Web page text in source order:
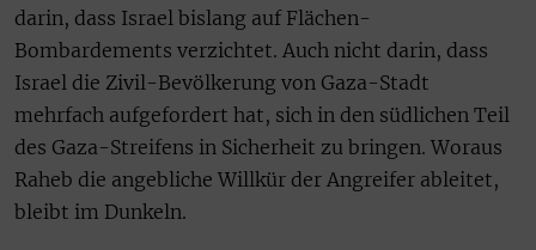
darin, dass Israel bislang auf Flächen-
Bombardements verzichtet. Auch nicht darin, dass
Israel die Zivil-Bevölkerung von Gaza-Stadt
mehrfach aufgefordert hat, sich in den südlichen Teil
des Gaza-Streifens in Sicherheit zu bringen. Woraus
Raheb die angebliche Willkür der Angreifer ableitet,
bleibt im Dunkeln.